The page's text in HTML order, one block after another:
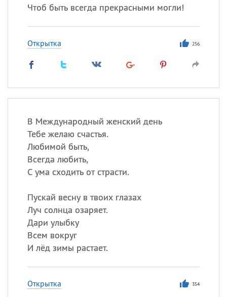
Чтоб быть всегда прекрасными могли!
Открытка 256
В Международный женский день
Тебе желаю счастья.
Любимой быть,
Всегда любить,
С ума сходить от страсти.
Пускай весну в твоих глазах
Луч солнца озаряет.
Дари улыбку
Всем вокруг
И лёд зимы растает.
Открытка 354